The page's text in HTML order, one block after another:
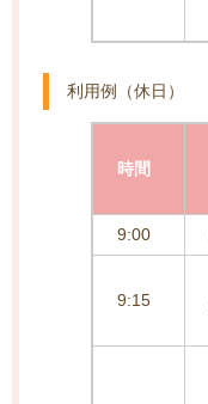
利用例（休日）
時間
9:00
9:15